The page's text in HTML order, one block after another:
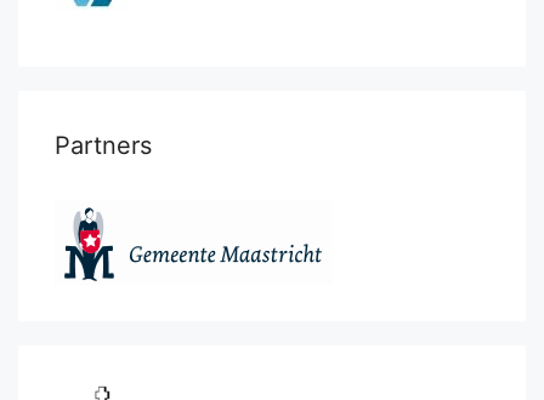
Partners